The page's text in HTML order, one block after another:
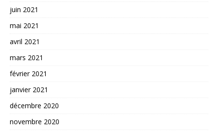
juin 2021
mai 2021
avril 2021
mars 2021
février 2021
janvier 2021
décembre 2020
novembre 2020